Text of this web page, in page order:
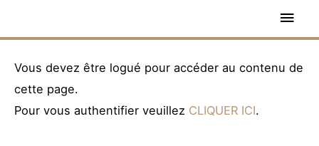
Vous devez être logué pour accéder au contenu de
cette page.
Pour vous authentifier veuillez CLIQUER ICI.